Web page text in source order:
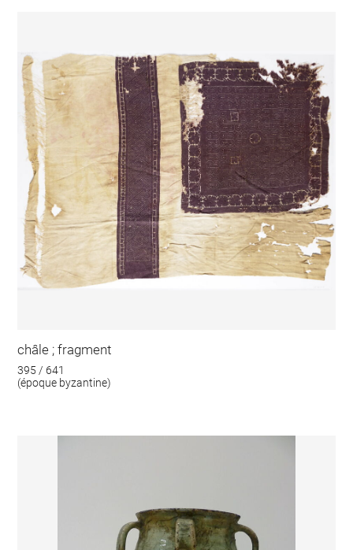
châle ; fragment
395 / 641
(époque byzantine)